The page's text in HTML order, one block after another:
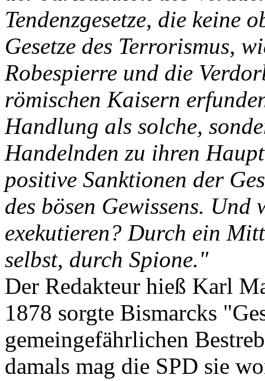
Tendenzgesetze, die keine
Gesetze des Terrorismus,
Robespierre und die
römischen Kaisern
Handlung als solche,
Handelnden zu ihren
positive Sanktionen der
des bösen Gewissens.
exekutieren? Durch ein
selbst, durch Spione."
Der Redakteur hieß Karl
1878 sorgte Bismarcks
gemeingefährlichen
damals mag die SPD sie